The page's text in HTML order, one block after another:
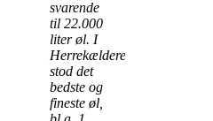
svarende
til 22.000
liter øl. I
Herrekælderen
stod det
bedste og
fineste øl,